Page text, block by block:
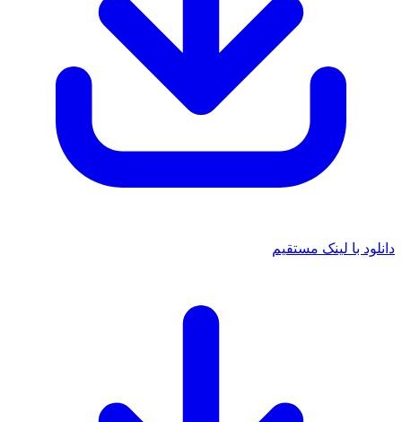
دانلود با لینک مستقیم